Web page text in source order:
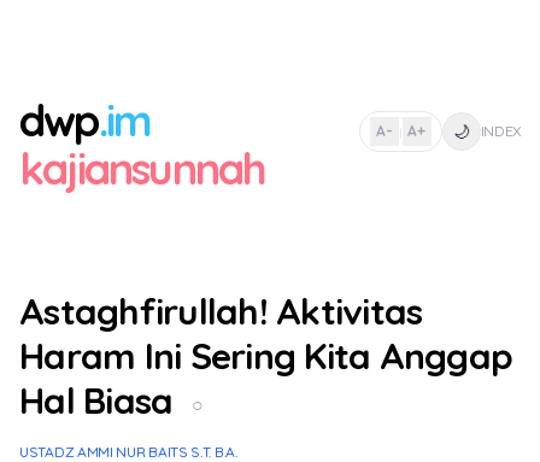
dwp.im
kajiansunnah
A- | A+ 🌙 INDEX
Astaghfirullah! Aktivitas
Haram Ini Sering Kita Anggap
Hal Biasa
○
USTADZ AMMI NUR BAITS S.T. B.A.